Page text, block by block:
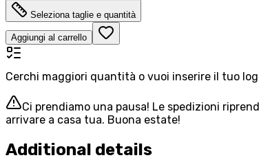
Seleziona taglie e quantità
Aggiungi al carrello
Cerchi maggiori quantità o vuoi inserire il tuo
Ci prendiamo una pausa! Le spedizioni
arrivare a casa tua. Buona estate!
Additional details